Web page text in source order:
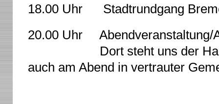
18.00 Uhr Stadtrundgang
20.00 Uhr Abendveranstaltung/
Dort steht uns der
auch am Abend in vertrauter